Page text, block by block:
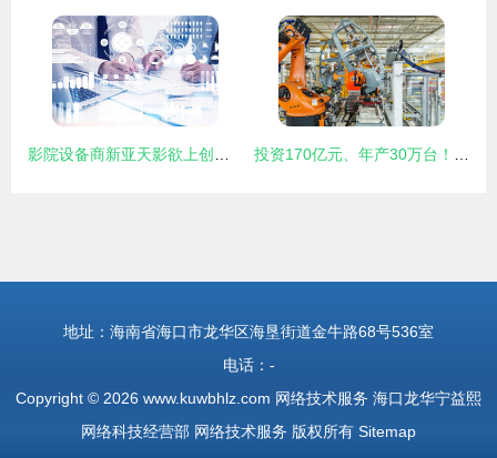
影院设备商新亚天影欲上创业板 第一大供应商竟是主要客户的网络技术博弈 投资170亿元、年产30万台！探秘上汽大众MEB工厂的智能制造与网络技术新生态
地址：海南省海口市龙华区海垦街道金牛路68号536室
电话：-
Copyright © 2026 www.kuwbhlz.com 网络技术服务 海口龙华宁益熙
网络科技经营部 网络技术服务 版权所有 Sitemap